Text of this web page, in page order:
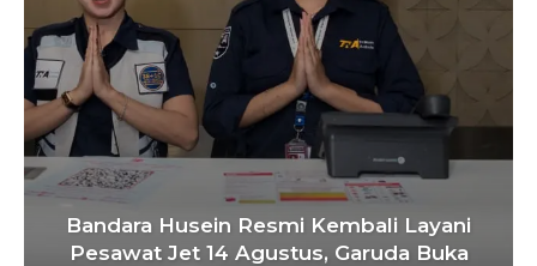
Bandara Husein Resmi Kembali Layani
Pesawat Jet 14 Agustus, Garuda Buka